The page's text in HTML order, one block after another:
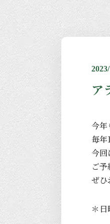
ア
今年
毎年
今回
ご予
ぜひ
＊日